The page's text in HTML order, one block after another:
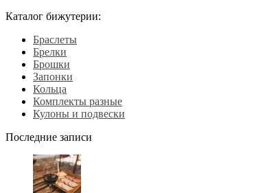
Каталог бижутерии:
Браслеты
Брелки
Брошки
Запонки
Кольца
Комплекты разные
Кулоны и подвески
Последние записи